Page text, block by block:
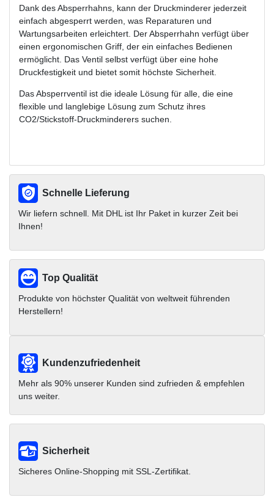
Dank des Absperrhahns, kann der Druckminderer jederzeit
einfach abgesperrt werden, was Reparaturen und
Wartungsarbeiten erleichtert. Der Absperrhahn verfügt über
einen ergonomischen Griff, der ein einfaches Bedienen
ermöglicht. Das Ventil selbst verfügt über eine hohe
Druckfestigkeit und bietet somit höchste Sicherheit.
Das Absperrventil ist die ideale Lösung für alle, die eine
flexible und langlebige Lösung zum Schutz ihres
CO2/Stickstoff-Druckminderers suchen.
Schnelle Lieferung
Wir liefern schnell. Mit DHL ist Ihr Paket in kurzer Zeit bei
Ihnen!
Top Qualität
Produkte von höchster Qualität von weltweit führenden
Herstellern!
Kundenzufriedenheit
Mehr als 90% unserer Kunden sind zufrieden & empfehlen
uns weiter.
Sicherheit
Sicheres Online-Shopping mit SSL-Zertifikat.